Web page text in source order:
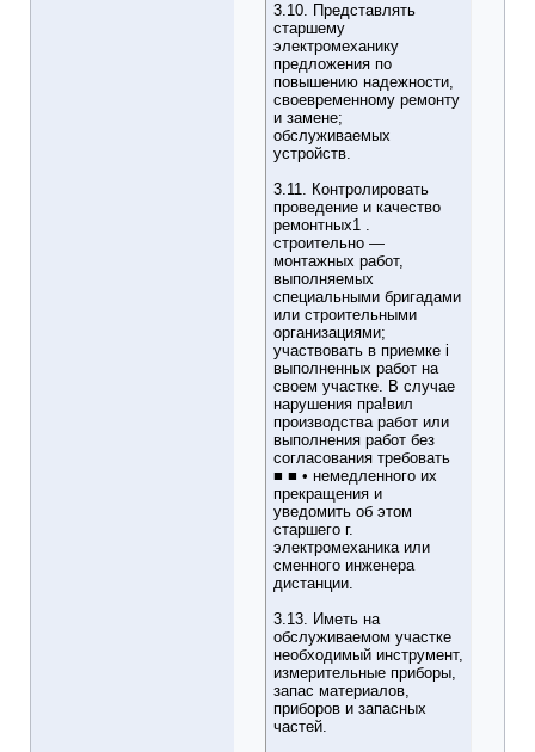
3.10. Представлять
старшему
электромеханику
предложения по
повышению надежности,
своевременному ремонту
и замене;
обслуживаемых
устройств.
3.11. Контролировать
проведение и качество
ремонтных1 .
строительно —
монтажных работ,
выполняемых
специальными бригадами
или строительными
организациями;
участвовать в приемке i
выполненных работ на
своем участке. В случае
нарушения пра!вил
производства работ или
выполнения работ без
согласования требовать
■ ■ • немедленного их
прекращения и
уведомить об этом
старшего г.
электромеханика или
сменного инженера
дистанции.
3.13. Иметь на
обслуживаемом участке
необходимый инструмент,
измерительные приборы,
запас материалов,
приборов и запасных
частей.